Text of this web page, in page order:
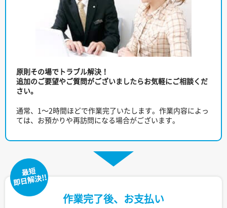
原則その場でトラブル解決！
追加のご要望やご質問がございましたらお気軽にご相談くだ
さい。
通常、1～2時間ほどで作業完了いたします。作業内容によっ
ては、お預かりや再訪問になる場合がございます。
作業完了後、お支払い